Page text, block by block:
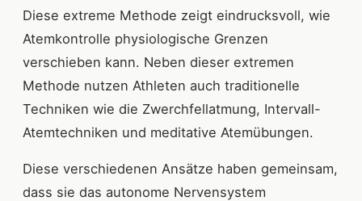
Diese extreme Methode zeigt eindrucksvoll, wie
Atemkontrolle physiologische Grenzen
verschieben kann. Neben dieser extremen
Methode nutzen Athleten auch traditionelle
Techniken wie die Zwerchfellatmung, Intervall-
Atemtechniken und meditative Atemübungen.
Diese verschiedenen Ansätze haben gemeinsam,
dass sie das autonome Nervensystem